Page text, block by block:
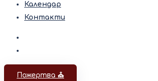
Календар
Контакти
Пожертва ⛪️